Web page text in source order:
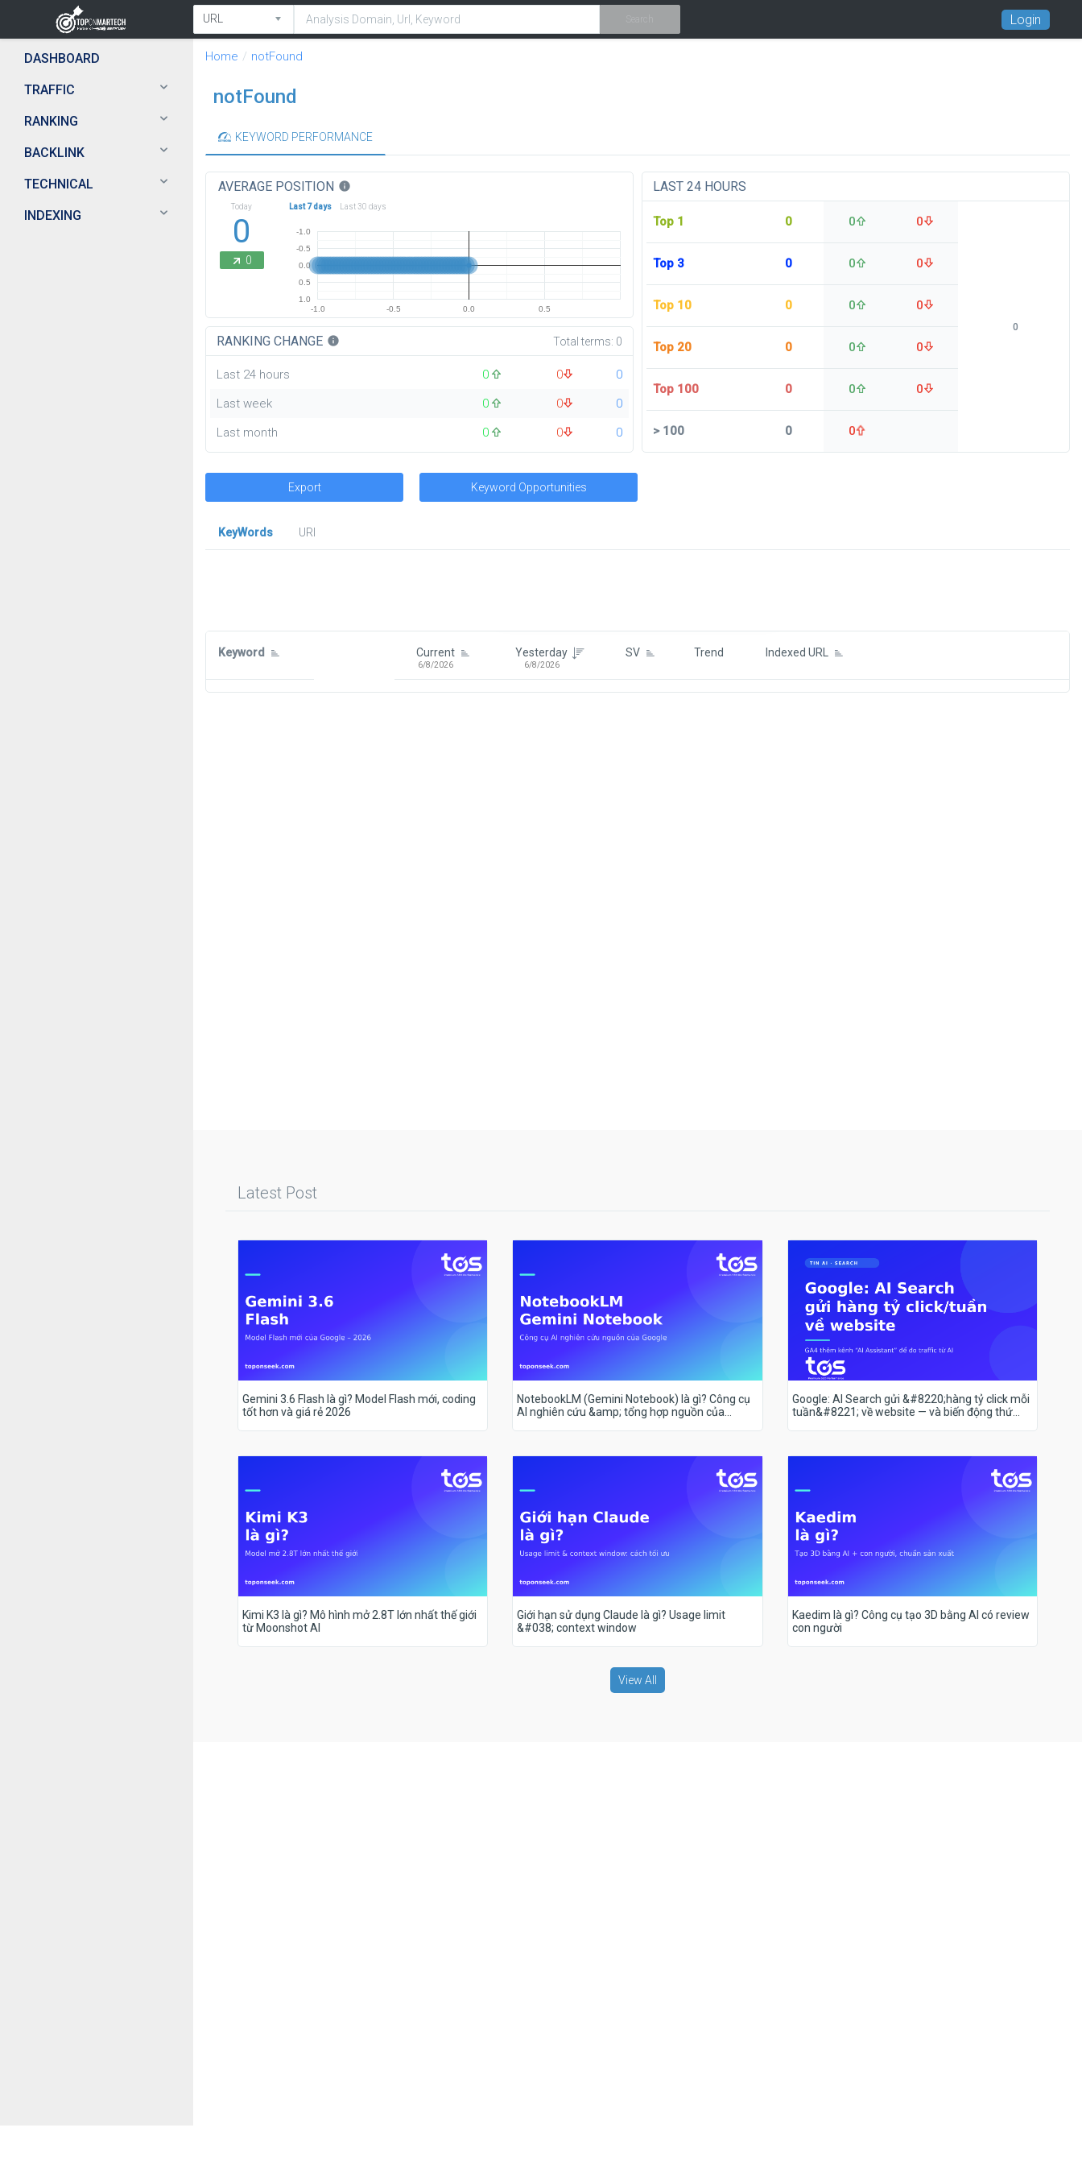
Login
DASHBOARD
TRAFFIC
RANKING
BACKLINK
TECHNICAL
INDEXING
Home notFound
notFound
KEYWORD PERFORMANCE
AVERAGE POSITION info
Today
0
0
Last 7 days Last 30 days
-1.0 -0.5 0.0 0.5
-1.0
-0.5
0.0
0.5
1.0
RANKING CHANGE info Total terms: 0
Last 24 hours 0 0
0
Last week
0 0
0
Last month
0 0 0
LAST 24 HOURS
Top 1 0 0 0
Top 3 0 0 0
Top 10 0 0 0
Top 20 0 0 0
Top 100 0 0 0
>100 0 0
0
Export Keyword Opportunities
KeyWords
URl
Keyword Current
6/8/2026
Yesterday
6/8/2026
SV Trend Indexed URL
Latest Post
Gemini 3.6 Flash là gì? Model Flash mới, coding
tốt hơn và giá rẻ 2026
NotebookLM (Gemini Notebook) là gì? Công cụ
AI nghiên cứu &amp; tổng hợp nguồn của
Google: AI Search gửi &#8220;hàng tỷ click mỗi
tuần&#8221; về website — và biến động thứ
Kimi K3 là gì? Mô hình mở 2.8T lớn nhất thế giới
từ Moonshot AI
Giới hạn sử dụng Claude là gì? Usage limit
&#038; context window
Kaedim là gì? Công cụ tạo 3D bằng AI có review
con người
View All